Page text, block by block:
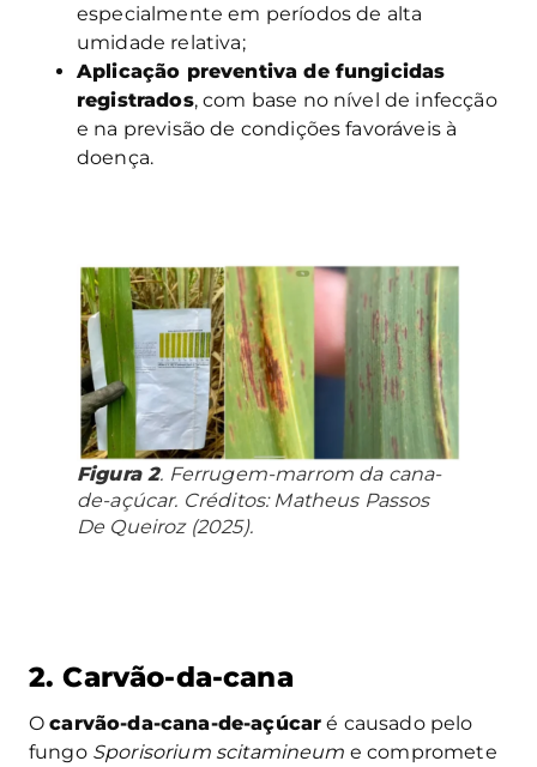
especialmente em períodos de alta
umidade relativa;
Aplicação preventiva de fungicidas
registrados, com base no nível de infecção
e na previsão de condições favoráveis à
doença.
Figura 2. Ferrugem-marrom da cana-
de-açúcar. Créditos: Matheus Passos
De Queiroz (2025).
2. Carvão-da-cana
Ocarvão-da-cana-de-açúcar é causado pelo
fungo Sporisorium scitamineum e compromete